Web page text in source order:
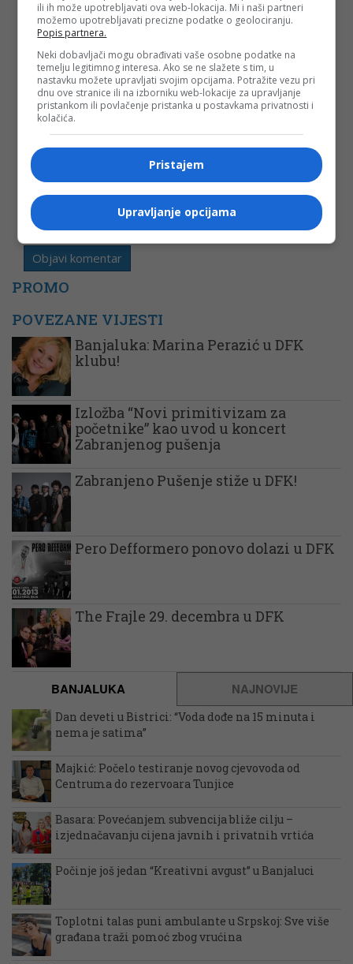
obavezna!
Ime*
Email*
PROMO
POVEZANE VIJESTI
Banjaluka: Marina Perazić u DFK
klubu!
Izložba “Novi primitivizam za
početnike” kao uvod u koncert
Zabranjenog pušenja
Zabranjeno Pušenje stiže u DFK!
Pero Defformero ponovo dolazi u DFK
The Frajle 29. decembra u DFK
BANJALUKA NAJNOVIJE
Dan deveti u Bistrici: “Voda dođe na 15 minuta i
nema je satima”
Majkić: Počelo testiranje novog cjevovoda od
Centruma do rezervoara Tunjice
Basara: Povećanjem subvencija bliže cilju –
izjednačavanju cijena javnih i privatnih vrtića
Počinje još jedan “Kreativni avgust” u Banjaluci
Toplotni talas puni ambulante u Srpskoj: Sve više
građana traži pomoć zbog vrućina
ili ih može upotrebljavati ova web-lokacija. Mi i naši partneri
možemo upotrebljavati precizne podatke o geolociranju.
Popis partnera.
Neki dobavljači mogu obrađivati vaše osobne podatke na
temelju legitimnog interesa. Ako se ne slažete s tim, u
nastavku možete upravljati svojim opcijama. Potražite vezu pri
dnu ove stranice ili na izborniku web-lokacije za upravljanje
pristankom ili povlačenje pristanka u postavkama privatnosti i
kolačića.
Pristajem
Upravljanje opcijama